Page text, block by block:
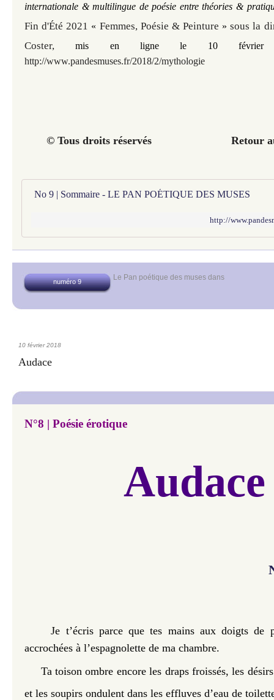
internationale & multilingue de poésie entre théories &
Fin d'Été 2021 « Femmes, Poésie & Peinture » sous la
Coster,
mis en ligne le 10
http://www.pandesmuses.fr/2018/2/mythologie
© Tous droits réservés Retour au
No 9 | Sommaire - LE PAN POÉTIQUE DES MUSES
http://
Le Pan poétique des muses dans
numéro 9
10 février 2018
Audace
N°8 | Poésie érotique
Audace
Je t’écris parce que tes mains aux doigts de
accrochées à l’espagnolette de ma chambre.
Ta toison ombre encore les draps froissés, les
et les soupirs ondulent dans les effluves d’eau de